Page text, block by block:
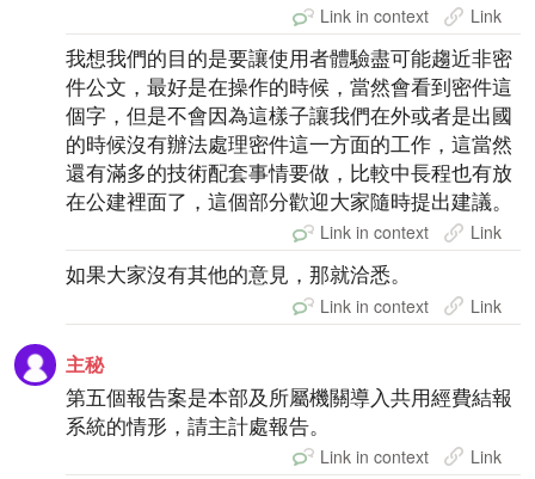
Link in context Link
我想我們的目的是要讓使用者體驗盡可能趨近非密
件公文，最好是在操作的時候，當然會看到密件這
個字，但是不會因為這樣子讓我們在外或者是出國
的時候沒有辦法處理密件這一方面的工作，這當然
還有滿多的技術配套事情要做，比較中長程也有放
在公建裡面了，這個部分歡迎大家隨時提出建議。
Link in context Link
如果大家沒有其他的意見，那就洽悉。
Link in context Link
主秘
第五個報告案是本部及所屬機關導入共用經費結報
系統的情形，請主計處報告。
Link in context Link